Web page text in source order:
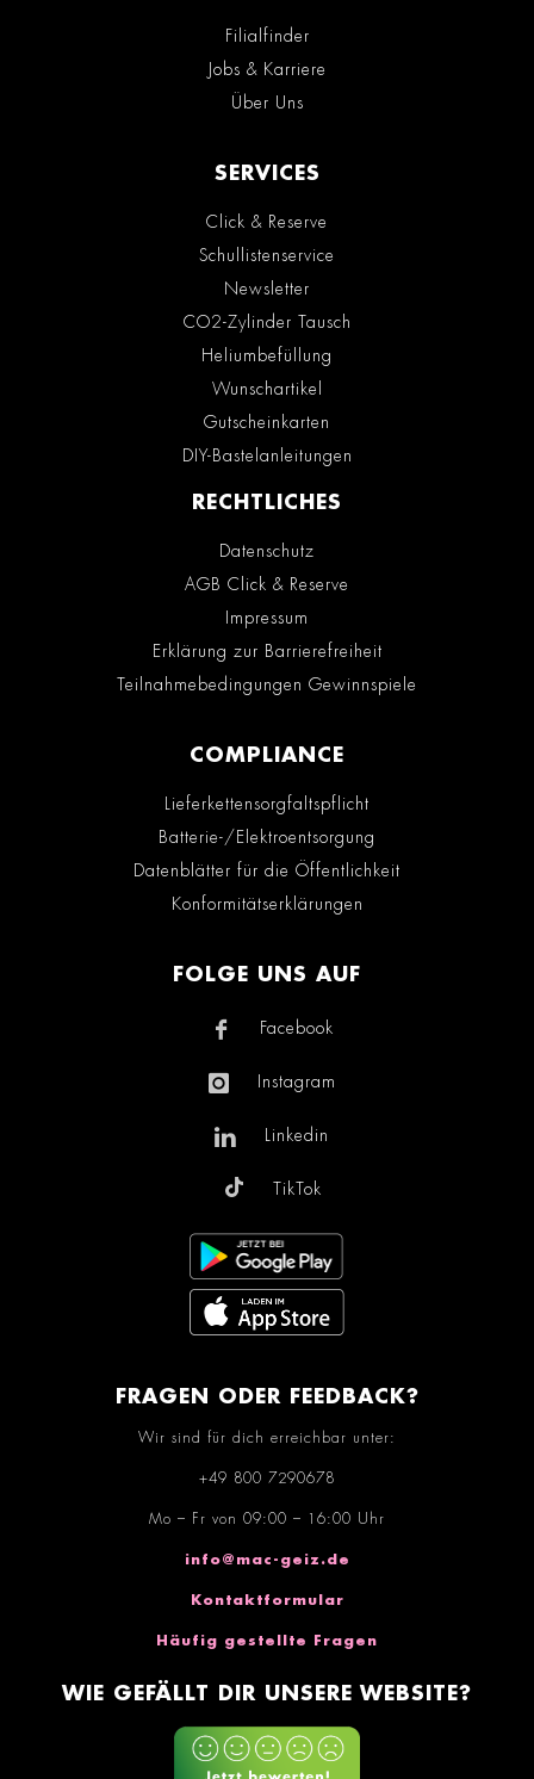
Filialfinder
Jobs & Karriere
Über Uns
SERVICES
Click & Reserve
Schullistenservice
Newsletter
CO2-Zylinder Tausch
Heliumbefüllung
Wunschartikel
Gutscheinkarten
DIY-Bastelanleitungen
RECHTLICHES
Datenschutz
AGB Click & Reserve
Impressum
Erklärung zur Barrierefreiheit
Teilnahmebedingungen Gewinnspiele
COMPLIANCE
Lieferkettensorgfaltspflicht
Batterie-/Elektroentsorgung
Datenblätter für die Öffentlichkeit
Konformitätserklärungen
FOLGE UNS AUF
Facebook
Instagram
Linkedin
TikTok
FRAGEN ODER FEEDBACK?
Wir sind für dich erreichbar unter:
+49 800 7290678
Mo – Fr von 09:00 – 16:00 Uhr
info@mac-geiz.de
Kontaktformular
Häufig gestellte Fragen
WIE GEFÄLLT DIR UNSERE WEBSITE?